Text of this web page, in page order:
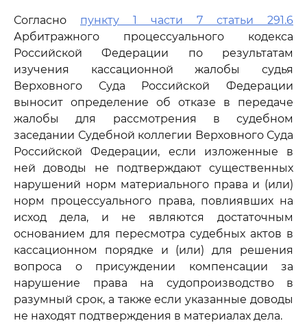
Согласно пункту 1 части 7 статьи 291.6
Арбитражного процессуального кодекса
Российской Федерации по результатам
изучения кассационной жалобы судья
Верховного Суда Российской Федерации
выносит определение об отказе в передаче
жалобы для рассмотрения в судебном
заседании Судебной коллегии Верховного Суда
Российской Федерации, если изложенные в
ней доводы не подтверждают существенных
нарушений норм материального права и (или)
норм процессуального права, повлиявших на
исход дела, и не являются достаточным
основанием для пересмотра судебных актов в
кассационном порядке и (или) для решения
вопроса о присуждении компенсации за
нарушение права на судопроизводство в
разумный срок, а также если указанные доводы
не находят подтверждения в материалах дела.